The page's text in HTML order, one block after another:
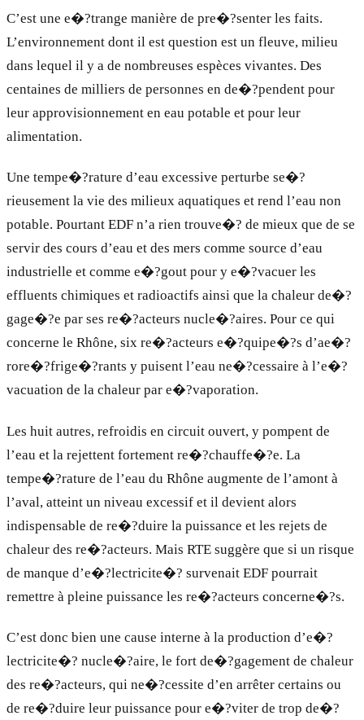
C’est une e�?trange manière de pre�?senter les faits.
L’environnement dont il est question est un fleuve, milieu
dans lequel il y a de nombreuses espèces vivantes. Des
centaines de milliers de personnes en de�?pendent pour
leur approvisionnement en eau potable et pour leur
alimentation.
Une tempe�?rature d’eau excessive perturbe se�?
rieusement la vie des milieux aquatiques et rend l’eau non
potable. Pourtant EDF n’a rien trouve�? de mieux que de se
servir des cours d’eau et des mers comme source d’eau
industrielle et comme e�?gout pour y e�?vacuer les
effluents chimiques et radioactifs ainsi que la chaleur de�?
gage�?e par ses re�?acteurs nucle�?aires. Pour ce qui
concerne le Rhône, six re�?acteurs e�?quipe�?s d’ae�?
rore�?frige�?rants y puisent l’eau ne�?cessaire à l’e�?
vacuation de la chaleur par e�?vaporation.
Les huit autres, refroidis en circuit ouvert, y pompent de
l’eau et la rejettent fortement re�?chauffe�?e. La
tempe�?rature de l’eau du Rhône augmente de l’amont à
l’aval, atteint un niveau excessif et il devient alors
indispensable de re�?duire la puissance et les rejets de
chaleur des re�?acteurs. Mais RTE suggère que si un risque
de manque d’e�?lectricite�? survenait EDF pourrait
remettre à pleine puissance les re�?acteurs concerne�?s.
C’est donc bien une cause interne à la production d’e�?
lectricite�? nucle�?aire, le fort de�?gagement de chaleur
des re�?acteurs, qui ne�?cessite d’en arrêter certains ou
de re�?duire leur puissance pour e�?viter de trop de�?